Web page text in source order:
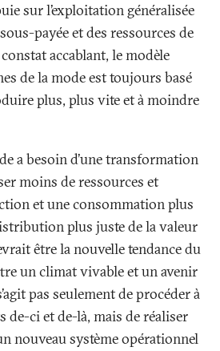
sur l’exploitation généralisée
payée et des ressources de
accablant, le modèle
de la mode est toujours basé
plus, plus vite et à moindre
a besoin d’une transformation
moins de ressources et
et une consommation plus
plus juste de la valeur
être la nouvelle tendance du
un climat vivable et un avenir
pas seulement de procéder à
de-ci et de-là, mais de réaliser
nouveau système opérationnel